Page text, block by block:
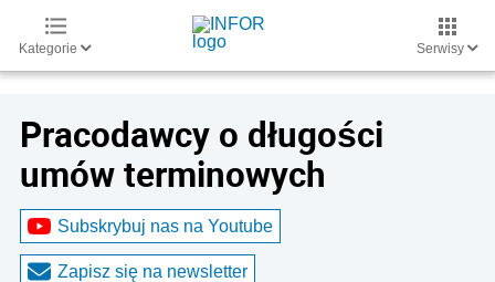
Kategorie Serwisy
Pracodawcy o długości
umów terminowych
Subskrybuj nas na Youtube
Zapisz się na newsletter